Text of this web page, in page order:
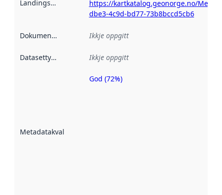
Landingsside
https://kartkatalog.geonorge.no/
dbe3-4c9d-bd77-73b8bccd5cb6
Dokumentasjon Ikkje oppgitt
Datasettype Ikkje oppgitt
Metadatakvalitet
Metadatakvalitet
God (72%)